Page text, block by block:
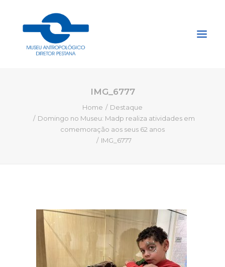
Conecte
Buscar
IMG_6777
Home
Destaque
Domingo no Museu: Madp realiza atividades em
comemoração aos seus 62 anos
IMG_6777